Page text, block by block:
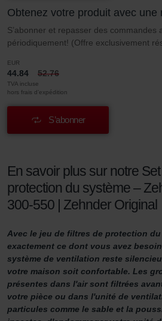
Obtenez votre produit avec une
S’abonner et repasser des commandes
périodiquement! (Offre exclusivement
EUR
44.84 52.76
TVA incluse
hors frais d’expédition
S’abonner
En savoir plus sur notre
protection du système –
300-550 | Zehnder Original
Avec le jeu de filtres de protection
exactement ce dont vous avez
système de ventilation reste
votre maison soit confortable. Les
présentes dans l'air sont filtrées
votre pièce ou dans l'unité de
particules comme le sable et la